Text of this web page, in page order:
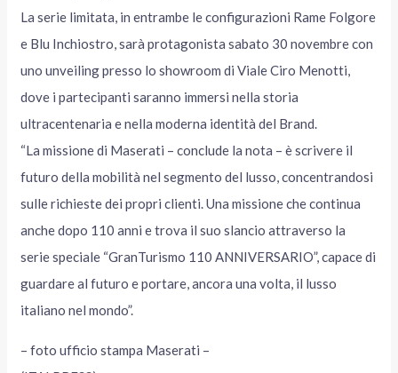
La serie limitata, in entrambe le configurazioni Rame Folgore
e Blu Inchiostro, sarà protagonista sabato 30 novembre con
uno unveiling presso lo showroom di Viale Ciro Menotti,
dove i partecipanti saranno immersi nella storia
ultracentenaria e nella moderna identità del Brand.
“La missione di Maserati – conclude la nota – è scrivere il
futuro della mobilità nel segmento del lusso, concentrandosi
sulle richieste dei propri clienti. Una missione che continua
anche dopo 110 anni e trova il suo slancio attraverso la
serie speciale “GranTurismo 110 ANNIVERSARIO”, capace di
guardare al futuro e portare, ancora una volta, il lusso
italiano nel mondo”.
– foto ufficio stampa Maserati –